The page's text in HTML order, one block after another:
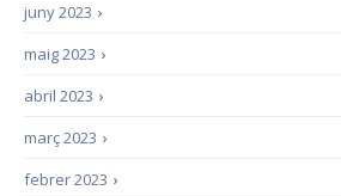
›
juny 2023
›
maig 2023
›
abril 2023
›
març 2023
›
febrer 2023